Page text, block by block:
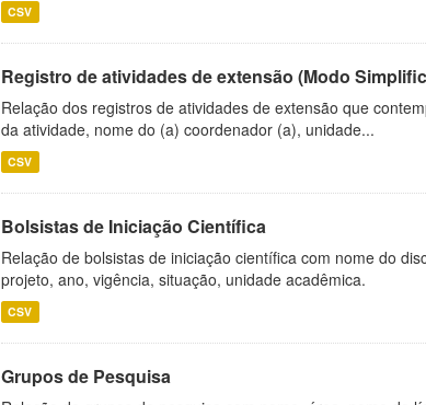
CSV
Registro de atividades de extensão (Modo
Relação dos registros de atividades de extensão que
da atividade, nome do (a) coordenador (a), unidade...
CSV
Bolsistas de Iniciação Científica
Relação de bolsistas de iniciação científica com nome do
projeto, ano, vigência, situação, unidade acadêmica.
CSV
Grupos de Pesquisa